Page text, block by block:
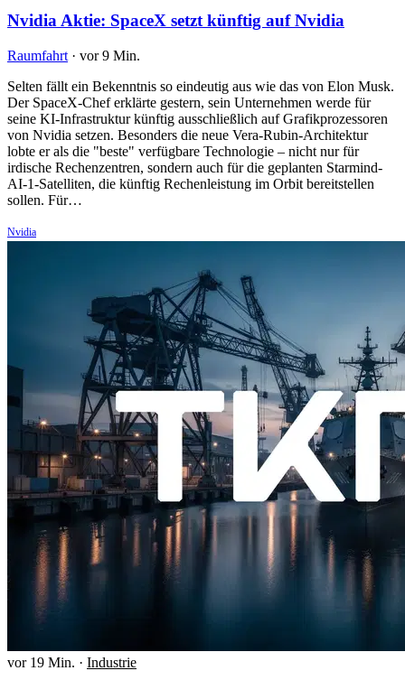
Nvidia Aktie: SpaceX setzt künftig auf Nvidia
Raumfahrt · vor 9 Min.
Selten fällt ein Bekenntnis so eindeutig aus wie das von Elon Musk.
Der SpaceX-Chef erklärte gestern, sein Unternehmen werde für
seine KI-Infrastruktur künftig ausschließlich auf Grafikprozessoren
von Nvidia setzen. Besonders die neue Vera-Rubin-Architektur
lobte er als die "beste" verfügbare Technologie – nicht nur für
irdische Rechenzentren, sondern auch für die geplanten Starmind-
AI-1-Satelliten, die künftig Rechenleistung im Orbit bereitstellen
sollen. Für…
Nvidia
vor 19 Min. · Industrie